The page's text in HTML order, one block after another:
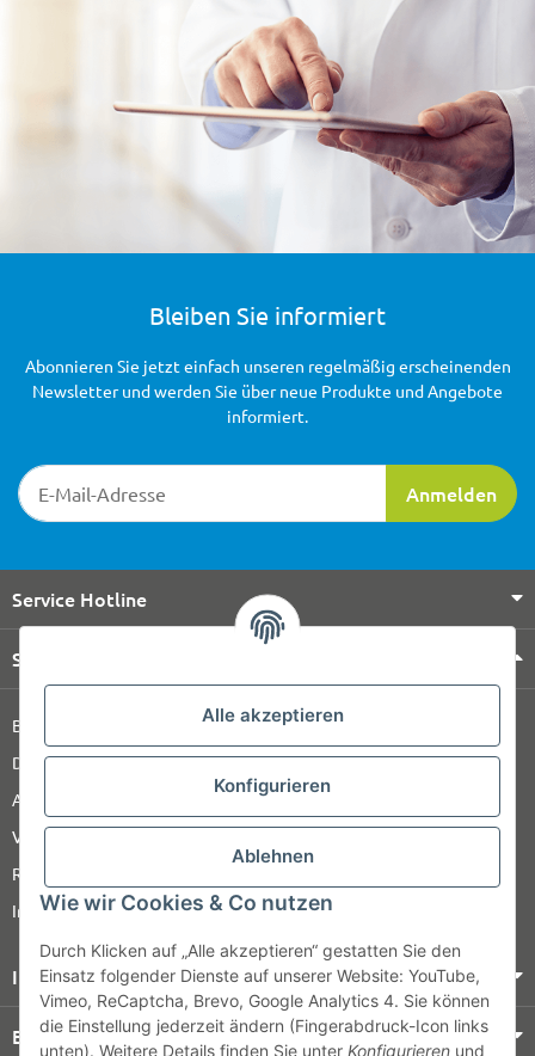
Alle akzeptieren
Konfigurieren
Ablehnen
Wie wir Cookies & Co nutzen
Durch Klicken auf „Alle akzeptieren“ gestatten Sie den
Einsatz folgender Dienste auf unserer Website: YouTube,
Vimeo, ReCaptcha, Brevo, Google Analytics 4. Sie können
die Einstellung jederzeit ändern (Fingerabdruck-Icon links
unten). Weitere Details finden Sie unter Konfigurieren und
Bleiben Sie informiert
Newsletter-Registrierung
Anmelden
Abonnieren Sie jetzt einfach unseren regelmäßig erscheinenden
Newsletter und werden Sie über neue Produkte und Angebote
informiert.
Service Hotline
Shop Service
Barrierefreiheitserklärung
Datenschutz
AGB
Versandinformationen
Retour
Impressum
Informationen
Bezahlung & Versand